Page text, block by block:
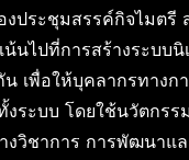
ประชุมสรรค์กิจไมตรี
ไปที่การสร้างระบบนิ
เพื่อให้บุคลากรทาง
ระบบ โดยใช้นวัตกร
วิชาการ การพัฒนาแล